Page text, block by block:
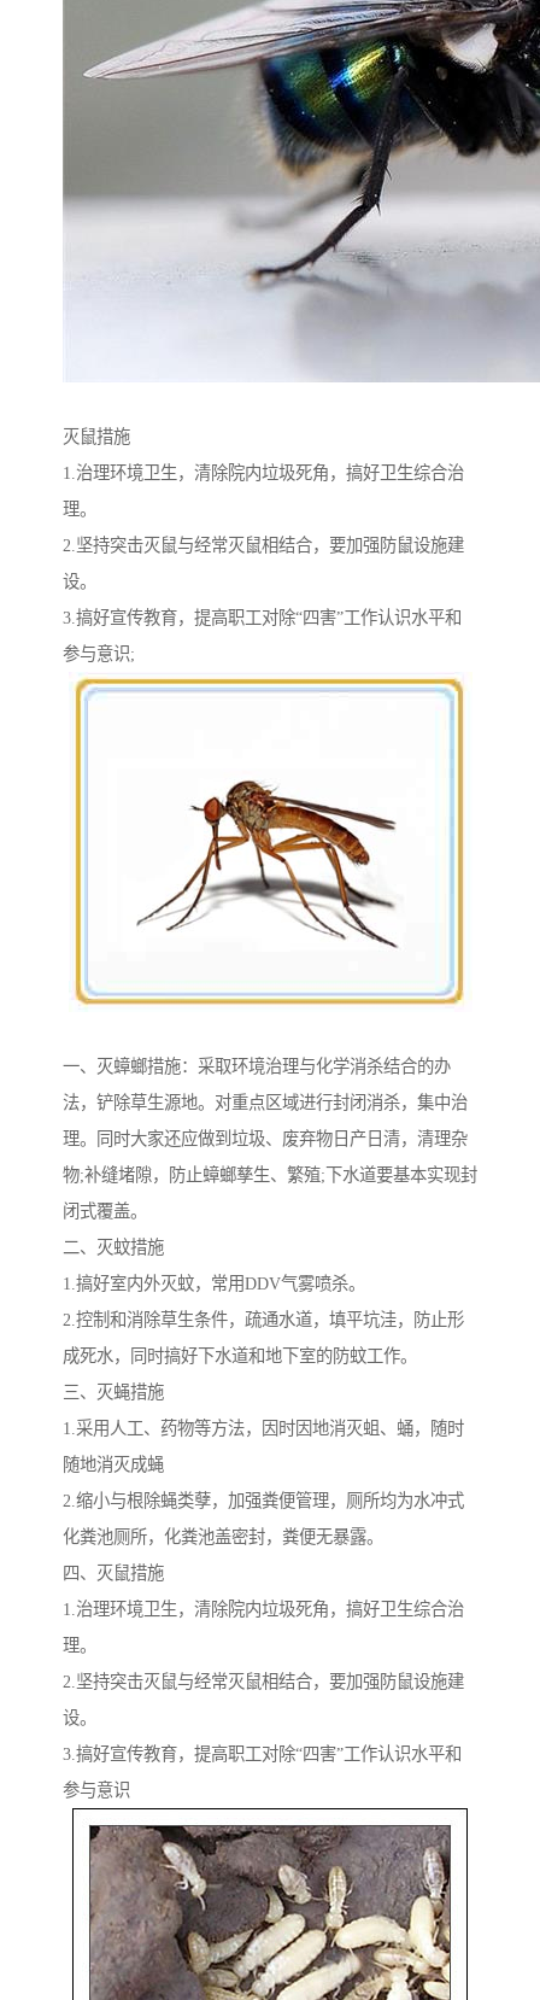
灭鼠措施
1.治理环境卫生，清除院内垃圾死角，搞好卫生综合治
理。
2.坚持突击灭鼠与经常灭鼠相结合，要加强防鼠设施建
设。
3.搞好宣传教育，提高职工对除“四害”工作认识水平和
参与意识;
一、灭蟑螂措施：采取环境治理与化学消杀结合的办
法，铲除草生源地。对重点区域进行封闭消杀，集中治
理。同时大家还应做到垃圾、废弃物日产日清，清理杂
物;补缝堵隙，防止蟑螂孳生、繁殖;下水道要基本实现封
闭式覆盖。
二、灭蚊措施
1.搞好室内外灭蚊，常用DDV气雾喷杀。
2.控制和消除草生条件，疏通水道，填平坑洼，防止形
成死水，同时搞好下水道和地下室的防蚊工作。
三、灭蝇措施
1.采用人工、药物等方法，因时因地消灭蛆、蛹，随时
随地消灭成蝇
2.缩小与根除蝇类孽，加强粪便管理，厕所均为水冲式
化粪池厕所，化粪池盖密封，粪便无暴露。
四、灭鼠措施
1.治理环境卫生，清除院内垃圾死角，搞好卫生综合治
理。
2.坚持突击灭鼠与经常灭鼠相结合，要加强防鼠设施建
设。
3.搞好宣传教育，提高职工对除“四害”工作认识水平和
参与意识